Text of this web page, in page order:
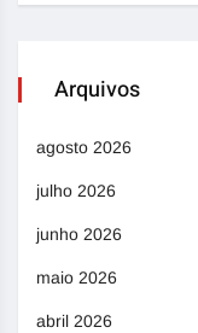
Arquivos
agosto 2026
julho 2026
junho 2026
maio 2026
abril 2026